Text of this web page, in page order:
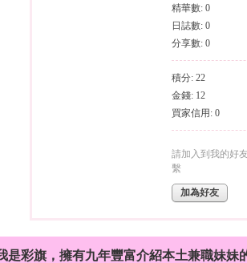
精華數: 0
日誌數: 0
分享數: 0
積分: 22
金錢: 12
買家信用: 0
請加入到我的好
繫
加為好友
是彩旗，擁有九年豐富介紹本土兼職妹